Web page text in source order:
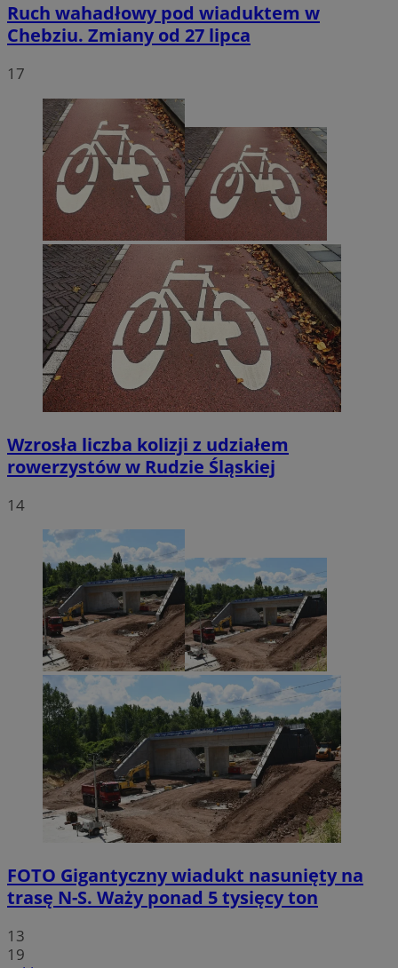
Ruch wahadłowy pod wiaduktem w
Chebziu. Zmiany od 27 lipca
17
Wzrosła liczba kolizji z udziałem
rowerzystów w Rudzie Śląskiej
14
FOTO Gigantyczny wiadukt nasunięty na
trasę N-S. Waży ponad 5 tysięcy ton
13
19